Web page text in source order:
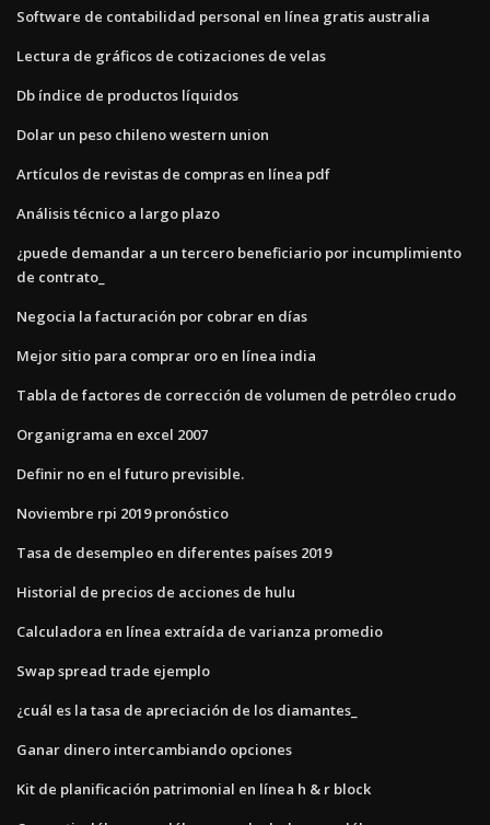
Software de contabilidad personal en línea gratis australia
Lectura de gráficos de cotizaciones de velas
Db índice de productos líquidos
Dolar un peso chileno western union
Artículos de revistas de compras en línea pdf
Análisis técnico a largo plazo
¿puede demandar a un tercero beneficiario por incumplimiento
de contrato_
Negocia la facturación por cobrar en días
Mejor sitio para comprar oro en línea india
Tabla de factores de corrección de volumen de petróleo crudo
Organigrama en excel 2007
Definir no en el futuro previsible.
Noviembre rpi 2019 pronóstico
Tasa de desempleo en diferentes países 2019
Historial de precios de acciones de hulu
Calculadora en línea extraída de varianza promedio
Swap spread trade ejemplo
¿cuál es la tasa de apreciación de los diamantes_
Ganar dinero intercambiando opciones
Kit de planificación patrimonial en línea h & r block